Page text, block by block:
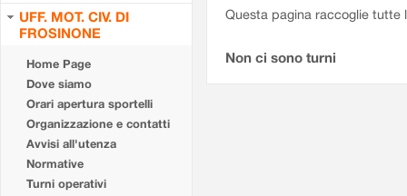
UFF. MOT. CIV. DI
FROSINONE
Home Page
Dove siamo
Orari apertura sportelli
Organizzazione e contatti
Avvisi all'utenza
Normative
Turni operativi
Questa pagina raccoglie tutte
Non ci sono turni